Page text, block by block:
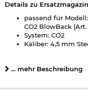
Details zu Ersatzmagazin
passend für
CO2 BlowBack (Art.
System: CO2
Kaliber: 4,5 mm
Material: Metall/
Marke: Colt
... mehr Beschreibung